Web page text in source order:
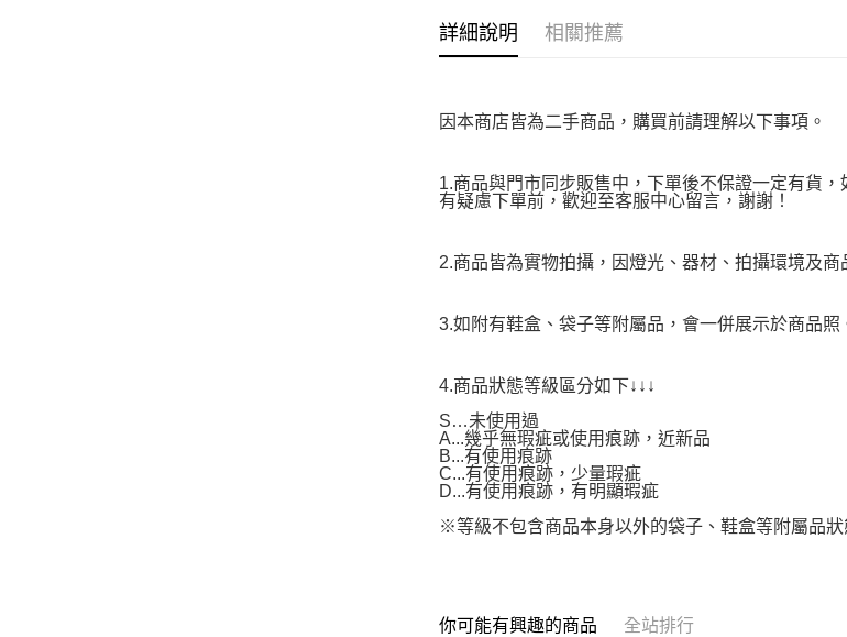
詳細說明 相關推薦
因本商店皆為二手商品，購買前請理解以下事項。
1.商品與門市同步販售中，下單後不保證一定有貨
有疑慮下單前，歡迎至客服中心留言，謝謝！
2.商品皆為實物拍攝，因燈光、器材、拍攝環境及
3.如附有鞋盒、袋子等附屬品，會一併展示於商品照
4.商品狀態等級區分如下↓↓↓
S…未使用過
A...幾乎無瑕疵或使用痕跡，近新品
B...有使用痕跡
C...有使用痕跡，少量瑕疵
D...有使用痕跡，有明顯瑕疵
※等級不包含商品本身以外的袋子、鞋盒等附屬品
你可能有興趣的商品 全站排行